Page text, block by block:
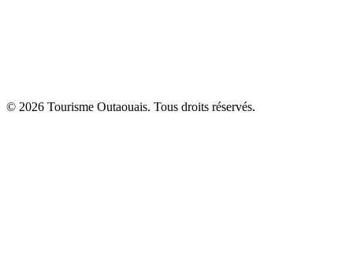
© 2026 Tourisme Outaouais. Tous droits réservés.